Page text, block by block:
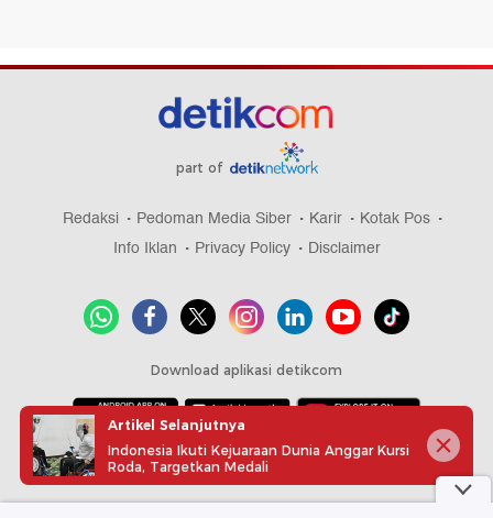
part of
Redaksi Pedoman Media Siber Karir
Kotak Pos
Info Iklan
Privacy Policy Disclaimer
Download aplikasi detikcom
Copyright @ 2026 detikcom, All right reserved
Artikel Selanjutnya
Indonesia Ikuti Kejuaraan Dunia Anggar Kursi
Roda, Targetkan Medali